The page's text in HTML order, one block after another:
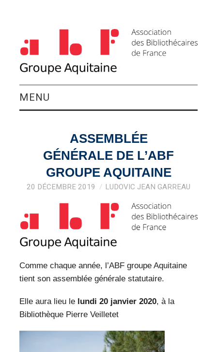
MENU
ACTIVITÉS DU
GROUPE
VEILLE PRO
RESSOURCES
OFFRES D’EMPLOIS
ASSEMBLÉE
GÉNÉRALE DE L’ABF
GROUPE AQUITAINE
20 DÉCEMBRE 2019 LUDOVIC JEAN GARREAU
Comme chaque année, l’ABF groupe Aquitaine
tient son assemblée générale statutaire.
Elle aura lieu le lundi 20 janvier 2020, à la
Bibliothèque Pierre Veilletet